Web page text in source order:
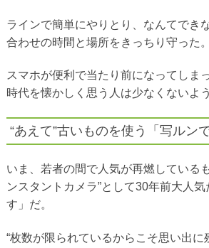
ラインで簡単にやりとり、なんてでき
合わせの時間と場所をきっちり守った。
スマホが便利で当たり前になってしま
時代を懐かしく思う人は少なくないよう
“あえて”古いものを使う「写ルン
いま、若者の間で人気が再燃している
ンスタントカメラ”として30年前大人
す」だ。
“枚数が限られているからこそ思い出に